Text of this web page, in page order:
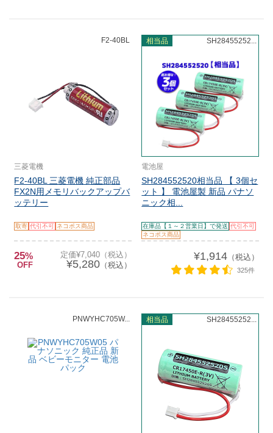
F2-40BL
三菱電機
F2-40BL 三菱電機 純正部品
FX2N用メモリバックアップバ
ッテリー
取寄 代引不可 ネコポス商品
25%
OFF
定価¥7,040（税込）
¥5,280（税込）
相当品 SH28455252...
電池屋
SH284552520相当品 【 3個セ
ット 】 電池屋製 新品 パナソ
ニック相...
在庫品【１～２営業日】で発送 代引不可
ネコポス商品
¥1,914（税込）
325件
PNWYHC705W... 相当品 SH28455252...